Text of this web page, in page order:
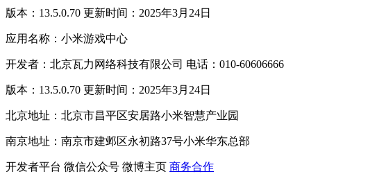
版本：13.5.0.70 更新时间：2025年3月24日
应用名称：小米游戏中心
开发者：北京瓦力网络科技有限公司 电话：010-60606666
版本：13.5.0.70 更新时间：2025年3月24日
北京地址：北京市昌平区安居路小米智慧产业园
南京地址：南京市建邺区永初路37号小米华东总部
开发者平台 微信公众号 微博主页 商务合作